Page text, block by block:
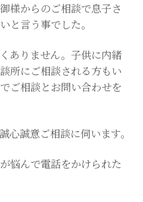
様からのご相談で息子さ
と言う事でした。
ありません。子供に内緒
所にご相談される方もい
ご相談とお問い合わせを
誠意ご相談に伺います。
悩んで電話をかけられた